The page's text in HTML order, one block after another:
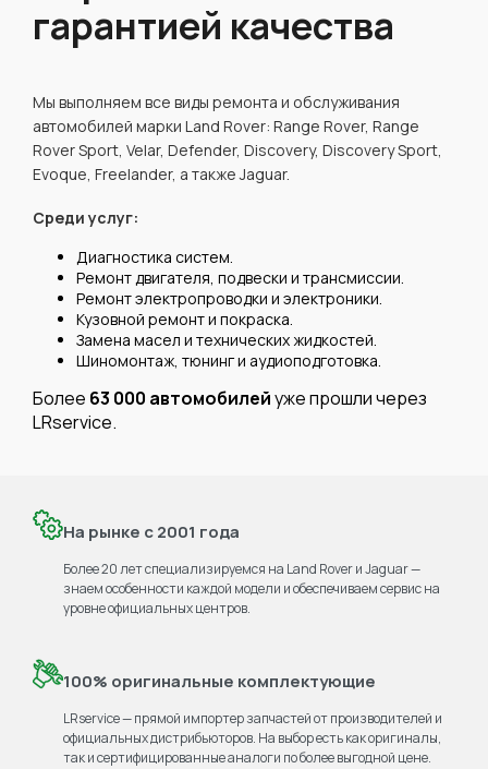
гарантией качества
Мы выполняем все виды ремонта и обслуживания
автомобилей марки Land Rover: Range Rover, Range
Rover Sport, Velar, Defender, Discovery, Discovery Sport,
Evoque, Freelander, а также Jaguar.
Среди услуг:
Диагностика систем.
Ремонт двигателя, подвески и трансмиссии.
Ремонт электропроводки и электроники.
Кузовной ремонт и покраска.
Замена масел и технических жидкостей.
Шиномонтаж, тюнинг и аудиоподготовка.
Более 63 000 автомобилейуже прошли через
LRservice.
На рынке с 2001 года
Более 20 лет специализируемся на Land Rover и Jaguar —
знаем особенности каждой модели и обеспечиваем сервис на
уровне официальных центров.
100% оригинальные комплектующие
LRservice — прямой импортер запчастей от производителей и
официальных дистрибьюторов. На выбор есть как оригиналы,
так и сертифицированные аналоги по более выгодной цене.